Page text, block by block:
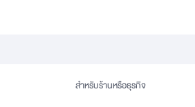
สำหรับร้านหรือธุรกิจ